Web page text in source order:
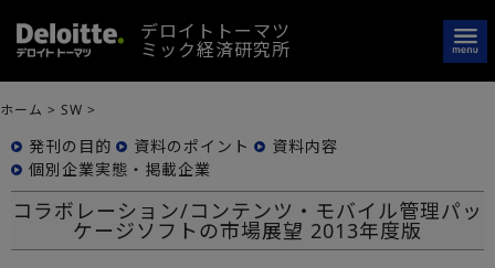
デロイトトーマツ
ミック経済研究所
ホーム > SW >
発刊の目的 資料のポイント
資料内容
個別企業実態・掲載企業
コラボレーション/コンテンツ・モバイル管理パッ
ケージソフトの市場展望 2013年度版